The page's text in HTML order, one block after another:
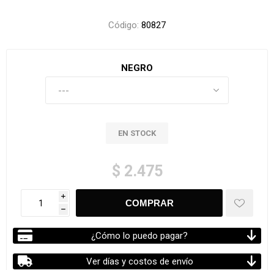
Código: 80827
NEGRO
EN STOCK
$ 2.475
i
h
¿Cómo lo puedo pagar?
Ver días y costos de envío